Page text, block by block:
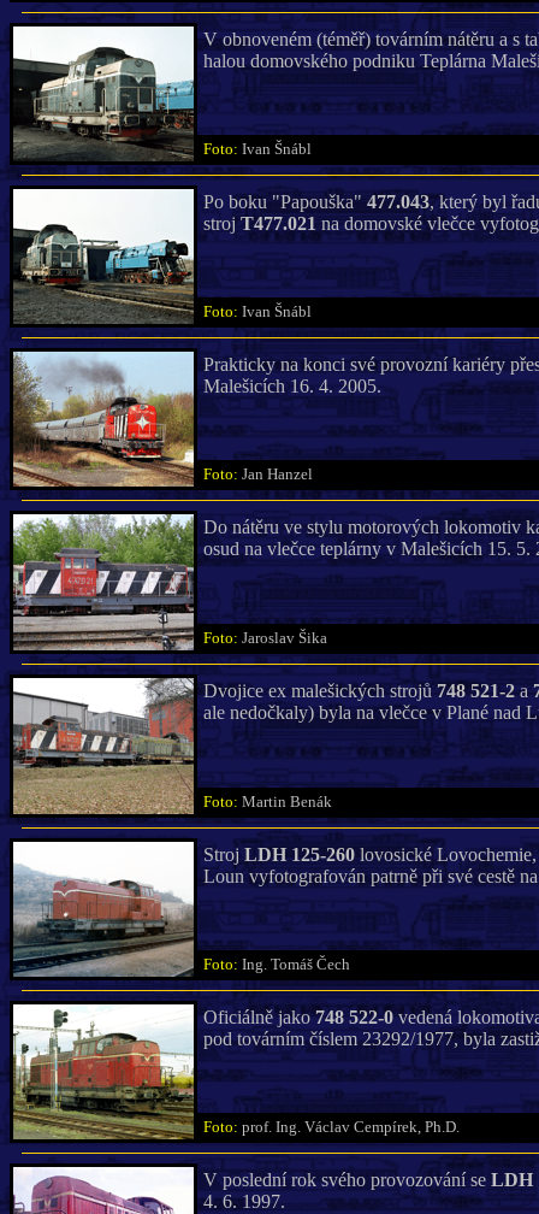
V obnoveném (téměř) továrním nátěru a s
halou domovského podniku Teplárna
Foto: Ivan Šnábl
Po boku "Papouška" 477.043, který byl
stroj T477.021 na domovské vlečce
Foto: Ivan Šnábl
Prakticky na konci své provozní kariéry
Malešicích 16. 4. 2005.
Foto: Jan Hanzel
Do nátěru ve stylu motorových lokomotiv
osud na vlečce teplárny v Malešicích 15. 5.
Foto: Jaroslav Šika
Dvojice ex malešických strojů 748 521-2a
ale nedočkaly) byla na vlečce v Plané nad
Foto: Martin Benák
Stroj LDH 125-260lovosické Lovochemie,
Loun vyfotografován patrně při své cestě
Foto: Ing. Tomáš Čech
Oficiálně jako748 522-0vedená
pod továrním číslem 23292/1977, byla
Foto: prof. Ing. Václav Cempírek, Ph.D.
V poslední rok svého provozování se LDH
4. 6. 1997.